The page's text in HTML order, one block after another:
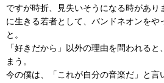
ですが時折、見失いそうになる時があり
に生きる若者として、バンドネオンをや
と。
「好きだから」以外の理由を問われる
まう。
今の僕は、「これが自分の音楽だ」と言